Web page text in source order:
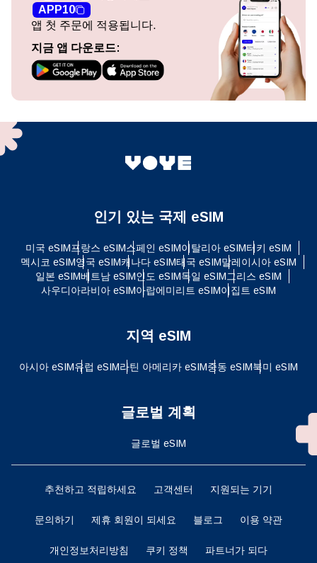
APP10
앱 첫 주문에 적용됩니다.
지금 앱 다운로드:
인기 있는 국제 eSIM
미국 eSIM프랑스 eSIM스페인 eSIM이탈리아 eSIM터키 eSIM
멕시코 eSIM영국 eSIM캐나다 eSIM태국 eSIM말레이시아 eSIM
일본 eSIM베트남 eSIM인도 eSIM독일 eSIM그리스 eSIM
사우디아라비아 eSIM아랍에미리트 eSIM이집트 eSIM
지역 eSIM
아시아 eSIM유럽 ​​eSIM라틴 아메리카 eSIM중동 eSIM북미 eSIM
글로벌 계획
글로벌 eSIM
추천하고 적립하세요 고객센터 지원되는 기기
문의하기 제휴 회원이 되세요 블로그 이용 약관
개인정보처리방침 쿠키 정책 파트너가 되다